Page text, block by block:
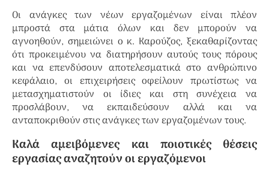
Οι ανάγκες των νέων εργαζομένων είναι πλέον
μπροστά στα μάτια όλων και δεν μπορούν να
αγνοηθούν, σημειώνει ο κ. Καρούζος, ξεκαθαρίζοντας
ότι προκειμένου να διατηρήσουν αυτούς τους πόρους
και να επενδύσουν αποτελεσματικά στο ανθρώπινο
κεφάλαιο, οι επιχειρήσεις οφείλουν πρωτίστως να
μετασχηματιστούν οι ίδιες και στη συνέχεια να
προσλάβουν, να εκπαιδεύσουν αλλά και να
ανταποκριθούν στις ανάγκες των εργαζομένων τους.
Καλά αμειβόμενες και ποιοτικές θέσεις
εργασίας αναζητούν οι εργαζόμενοι